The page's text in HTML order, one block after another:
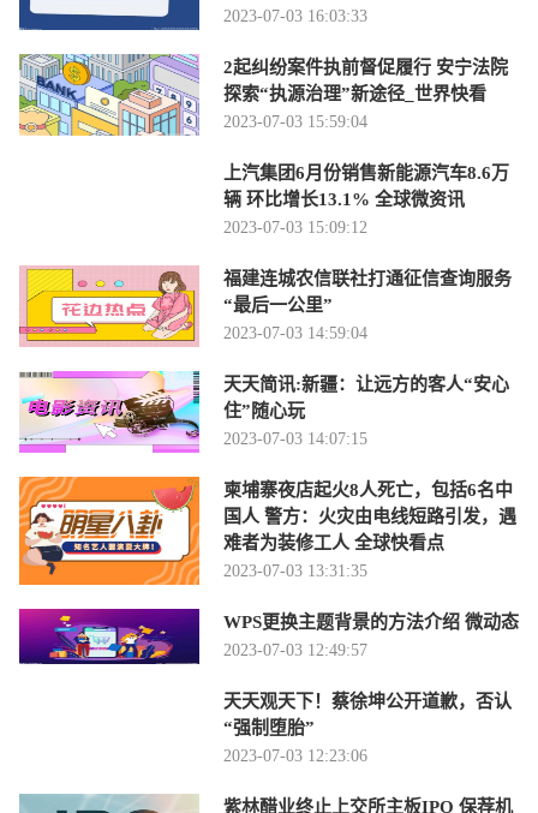
2023-07-03 16:03:33
2起纠纷案件执前督促履行 安宁法院
探索“执源治理”新途径_世界快看
2023-07-03 15:59:04
上汽集团6月份销售新能源汽车8.6万
辆 环比增长13.1% 全球微资讯
2023-07-03 15:09:12
福建连城农信联社打通征信查询服务
“最后一公里”
2023-07-03 14:59:04
天天简讯:新疆：让远方的客人“安心
住”随心玩
2023-07-03 14:07:15
柬埔寨夜店起火8人死亡，包括6名中
国人 警方：火灾由电线短路引发，遇
难者为装修工人 全球快看点
2023-07-03 13:31:35
WPS更换主题背景的方法介绍 微动态
2023-07-03 12:49:57
天天观天下！蔡徐坤公开道歉，否认
“强制堕胎”
2023-07-03 12:23:06
紫林醋业终止上交所主板IPO 保荐机